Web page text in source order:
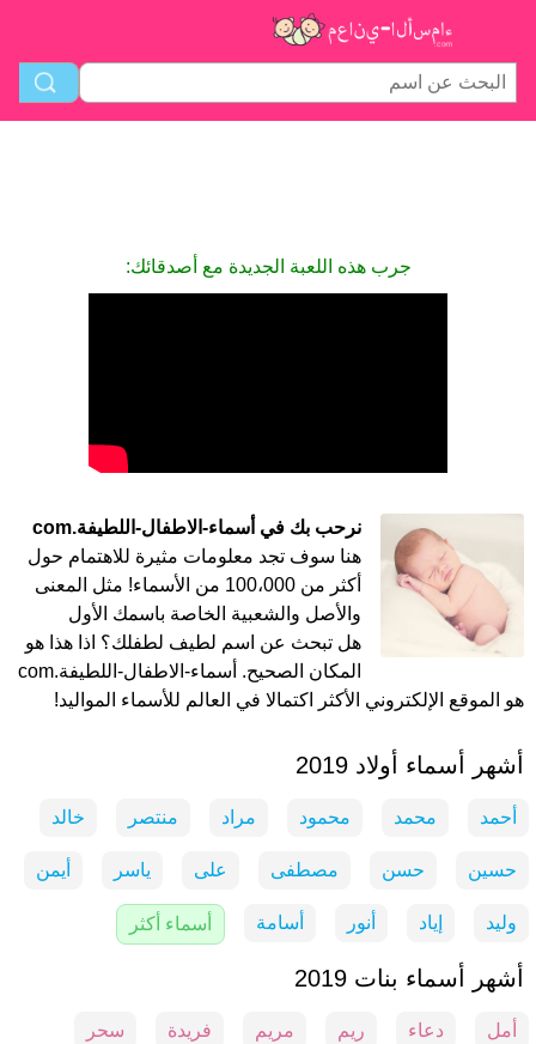
جرب هذه اللعبة الجديدة مع أصدقائك:
نرحب بك في أسماء-الاطفال-اللطيفة.com
هنا سوف تجد معلومات مثيرة للاهتمام حول
أكثر من 100،000 من الأسماء! مثل المعنى
والأصل والشعبية الخاصة باسمك الأول
هل تبحث عن اسم لطيف لطفلك؟ اذا هذا هو
المكان الصحيح. أسماء-الاطفال-اللطيفة.com
هو الموقع الإلكتروني الأكثر اكتمالا في العالم للأسماء المواليد!
أشهر أسماء أولاد 2019
أحمد محمد محمود مراد منتصر خالد
حسين حسن مصطفى على ياسر أيمن
وليد إياد أنور أسامة أسماء أكثر
أشهر أسماء بنات 2019
أمل دعاء ريم مريم فريدة سحر